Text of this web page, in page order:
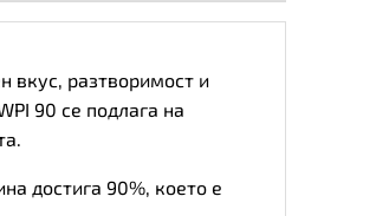
вкус, разтворимост и
90 се подлага на
достига 90%, което е